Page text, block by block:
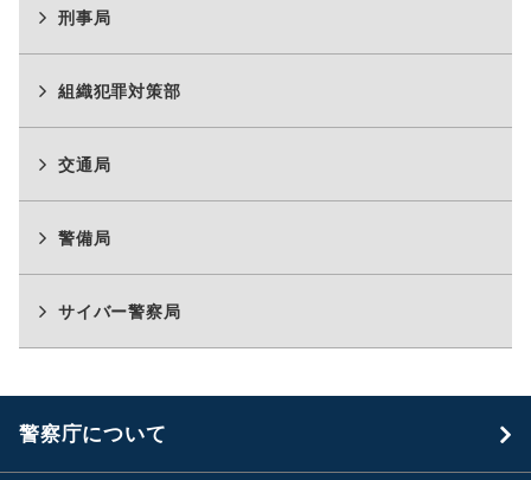
刑事局
組織犯罪対策部
交通局
警備局
サイバー警察局
警察庁について